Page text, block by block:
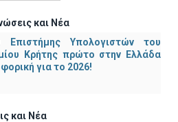
και Νέα
Υπολογιστών του
Κρήτης πρώτο στην Ελλάδα
για το 2026!
και Νέα